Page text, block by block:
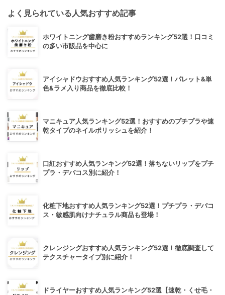
よく見られている人気おすすめ記事
ホワイトニング歯磨き粉おすすめランキング52選！口コミ
の多い市販品を中心に
アイシャドウおすすめ人気ランキング52選！パレット&単
色&ラメ入り商品を徹底比較！
マニキュア人気ランキング52選！おすすめのプチプラや速
乾タイプのネイルポリッシュを紹介！
口紅おすすめ人気ランキング52選！落ちないリップをプチ
プラ・デパコス別に紹介！
化粧下地おすすめ人気ランキング52選！プチプラ・デパコ
ス・敏感肌向けナチュラル商品も登場！
クレンジングおすすめ人気ランキング52選！徹底調査して
テクスチャータイプ別に紹介！
ドライヤーおすすめ人気ランキング52選【速乾・くせ毛・